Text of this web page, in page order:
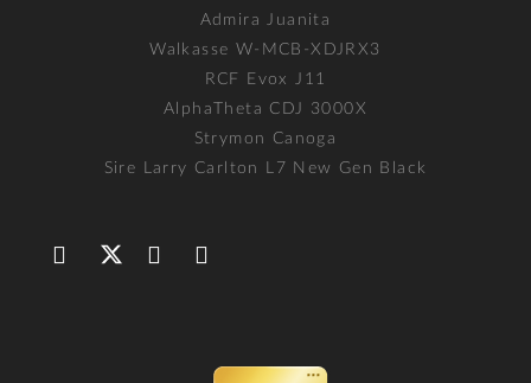
Admira Juanita
Walkasse W-MCB-XDJRX3
RCF Evox J11
AlphaTheta CDJ 3000X
Strymon Canoga
Sire Larry Carlton L7 New Gen Black